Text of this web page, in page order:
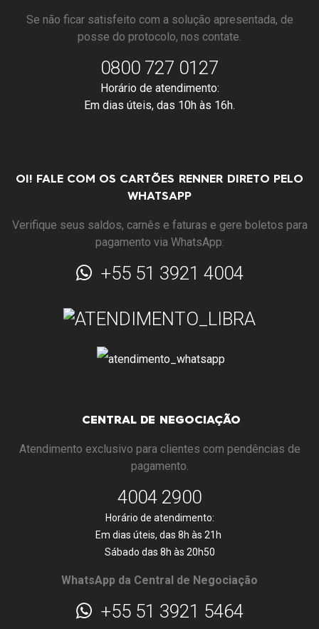
Se não ficar satisfeito com a solução apresentada, de
posse do protocolo, nos contate.
0800 727 0127
Horário de atendimento:
Em dias úteis, das 10h às 16h.
OI! FALE COM OS CARTÕES RENNER DIRETO PELO
WHATSAPP
Verifique seus saldos, carnês e faturas e gere boletos para
pagamento via WhatsApp:
+55 51 3921 4004
CENTRAL DE NEGOCIAÇÃO
Atendimento exclusivo para clientes com pendências de
pagamento.
4004 2900
Horário de atendimento:
Em dias úteis, das 8h às 21h
Sábado das 8h às 20h50
WhatsApp da Central de Negociação
+55 51 3921 5464